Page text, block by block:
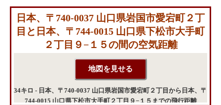
日本、〒740-0037 山口県岩国市愛宕町２丁
目と日本、〒744-0015 山口県下松市大手町
２丁目９−１５の間の空気距離
34キロ - 日本、〒740-0037 山口県岩国市愛宕町２丁目から日本、〒
744-0015 山口県下松市大手町２丁目９−１５までの飛行距離